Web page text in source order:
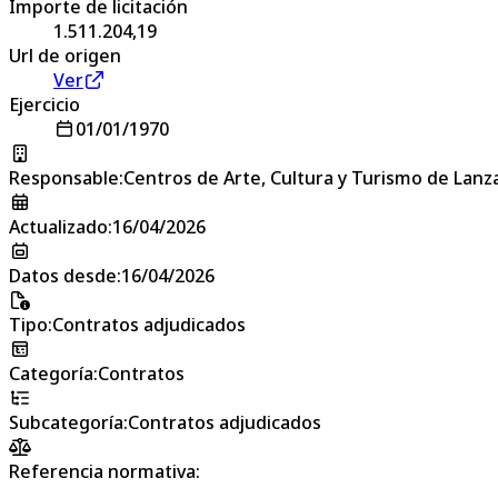
Importe de licitación
1.511.204,19
Url de origen
Ver
Ejercicio
01/01/1970
Responsable:Centros de Arte, Cultura y Turismo de
Actualizado:16/04/2026
Datos desde:16/04/2026
Tipo:Contratos adjudicados
Categoría:Contratos
Subcategoría:Contratos adjudicados
Referencia normativa: